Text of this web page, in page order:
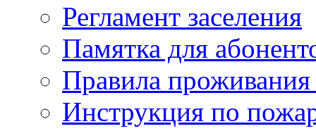
Регламент заселения
Памятка для
Правила
Инструкция по